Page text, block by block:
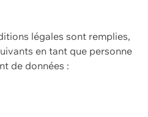
légales sont remplies,
en tant que personne
de données :